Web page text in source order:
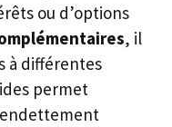
ou d’options
, il
à différentes
permet